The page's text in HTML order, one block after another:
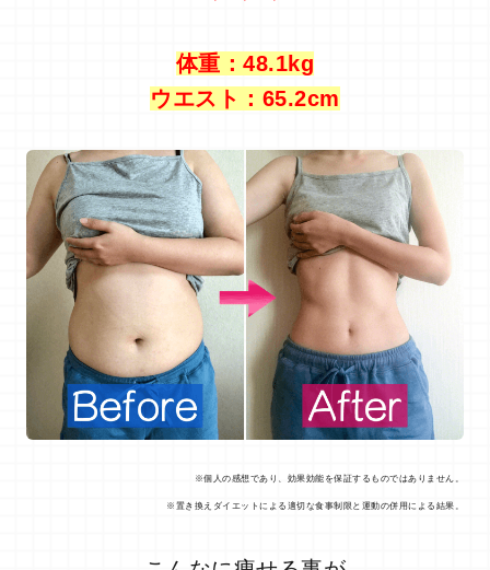
体重：48.1kg
ウエスト：65.2cm
※個人の感想であり、効果効能を保証するものではありません。
※置き換えダイエットによる適切な食事制限と運動の併用による結果。